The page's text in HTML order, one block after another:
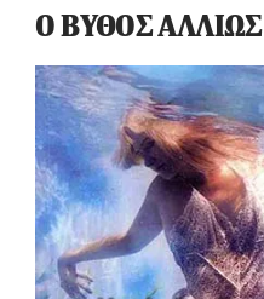
Ο ΒΥΘΟΣ ΑΛΛΙΩΣ